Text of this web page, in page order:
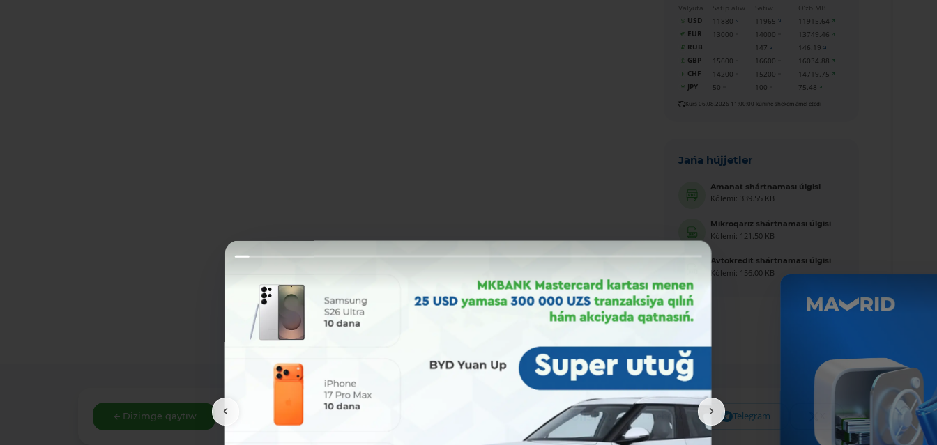
Valyuta Satıp alıw Satıw
O‘zb MB
USD
11880 11965
11915.64
EUR
13000 14000
13749.46
RUB
147
146.19
GBP
15600 16600
16034.88
CHF
14200 15200
14719.75
JPY
50 100 75.48
Kurs 06.08.2026 11:00:00 kúnine shekem ámel etedi
Jańa hújjetler
Amanat shártnaması úlgisi
Kólemi: 339.55 KB
Mikroqarız shártnaması úlgisi
Kólemi: 121.50 KB
Avtokredit shártnaması úlgisi
Kólemi: 156.00 KB
Dizimge qaytıw Bólisiw: Facebook Telegram